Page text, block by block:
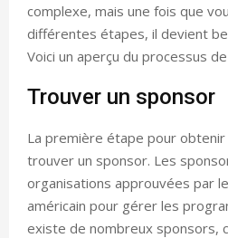
complexe, mais une fois que
différentes étapes, il devient
Voici un aperçu du processus
Trouver un sponsor
La première étape pour obtenir
trouver un sponsor. Les
organisations approuvées par
américain pour gérer les
existe de nombreux sponsors,